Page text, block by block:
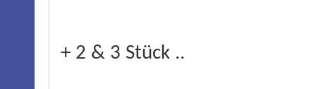
+ 2 & 3 Stück ..